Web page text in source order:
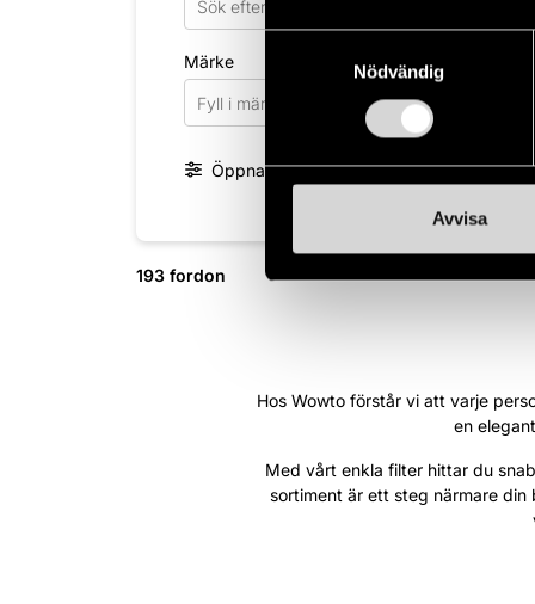
Nödvändig
Avvisa
Märke
Fyll i märke
Öppna fler filter
193 fordon
Hos Wowto förstår vi att varje
en
Med vårt enkla filter hittar du
sortiment är ett steg närmare